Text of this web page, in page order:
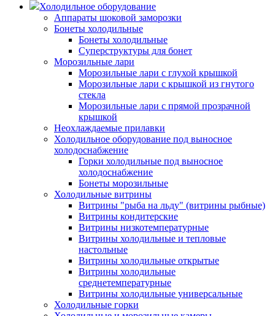
Холодильное оборудование
Аппараты шоковой заморозки
Бонеты холодильные
Бонеты холодильные
Суперструктуры для бонет
Морозильные лари
Морозильные лари с глухой крышкой
Морозильные лари с крышкой из гнутого
стекла
Морозильные лари с прямой прозрачной
крышкой
Неохлаждаемые прилавки
Холодильное оборудование под выносное
холодоснабжение
Горки холодильные под выносное
холодоснабжение
Бонеты морозильные
Холодильные витрины
Витрины "рыба на льду" (витрины рыбные)
Витрины кондитерские
Витрины низкотемпературные
Витрины холодильные и тепловые
настольные
Витрины холодильные открытые
Витрины холодильные
среднетемпературные
Витрины холодильные универсальные
Холодильные горки